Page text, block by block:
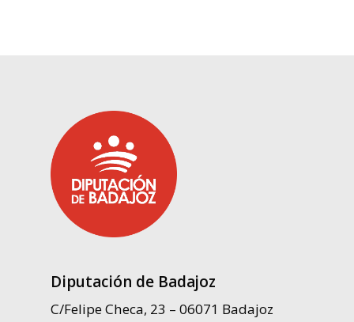
Diputación de Badajoz
C/Felipe Checa, 23 – 06071 Badajoz